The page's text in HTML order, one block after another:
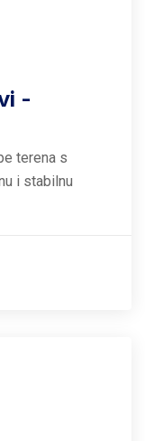
-
terena s
i stabilnu